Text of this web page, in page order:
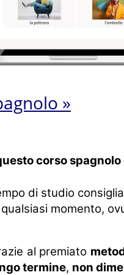
»
corso
di studio
momento,
al premiato
termine, non